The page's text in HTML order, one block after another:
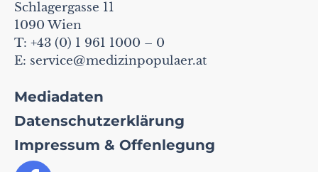
Schlagergasse 11
1090 Wien
T: +43 (0) 1 961 1000 – 0
E: service@medizinpopulaer.at
Mediadaten
Datenschutzerklärung
Impressum & Offenlegung